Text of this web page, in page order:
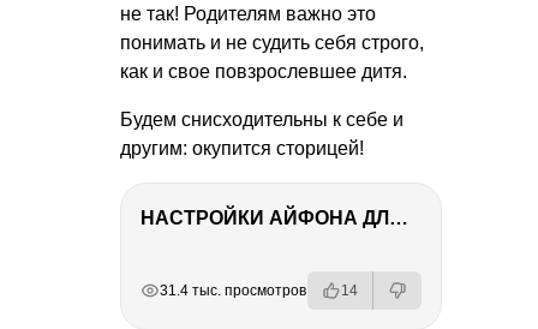
не так! Родителям важно это
понимать и не судить себя строго,
как и свое повзрослевшее дитя.
Будем снисходительны к себе и
другим: окупится сторицей!
НАСТРОЙКИ АЙФОНА ДЛЯ ФОТО И ВИДЕО
31.4 тыс. просмотров 14